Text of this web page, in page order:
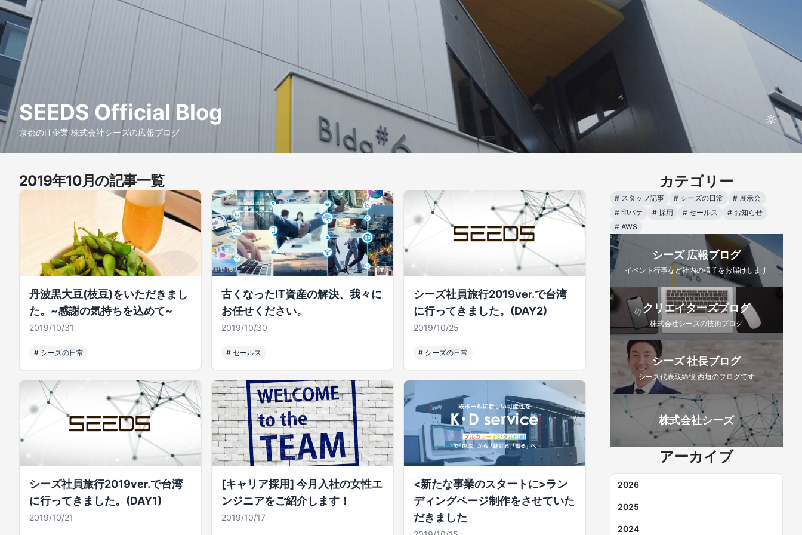
SEEDS Official Blog
京都のIT企業 株式会社シーズの広報ブログ
2019年10月の記事一覧
丹波黒大豆(枝豆)をいただきまし
た。~感謝の気持ちを込めて~
2019/10/31
# シーズの日常
古くなったIT資産の解決、我々に
お任せください。
2019/10/30
# セールス
シーズ社員旅行2019ver.で台湾
に行ってきました。(DAY2)
2019/10/25
# シーズの日常
シーズ社員旅行2019ver.で台湾
に行ってきました。(DAY1)
2019/10/21
[キャリア採用] 今月入社の女性エ
ンジニアをご紹介します！
2019/10/17
<新たな事業のスタートに>ラン
ディングページ制作をさせていた
だきました
カテゴリー
# スタッフ記事 # シーズの日常 # 展示会
# 印パケ # 採用 # セールス # お知らせ
# AWS
シーズ 広報ブログ
イベント行事など社内の様子をお届けします
クリエイターズブログ
株式会社シーズの技術ブログ
シーズ 社長ブログ
シーズ代表取締役 西垣のブログです
株式会社シーズ
アーカイブ
2026
2025
2024